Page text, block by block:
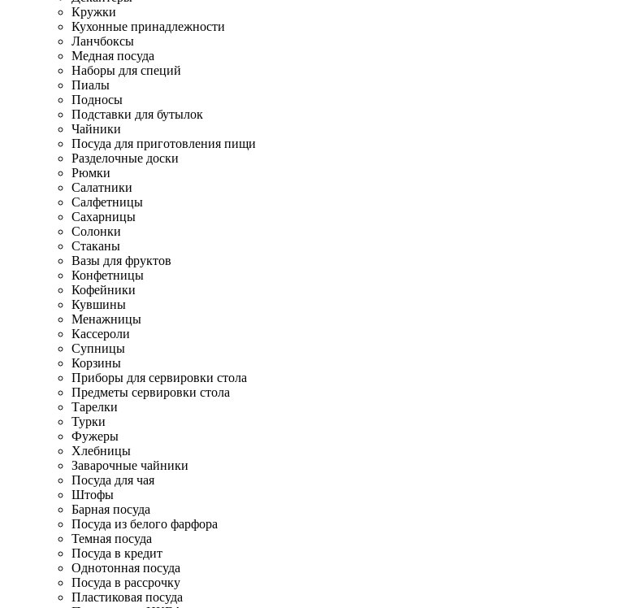
Кружки
Кухонные принадлежности
Ланчбоксы
Медная посуда
Наборы для специй
Пиалы
Подносы
Подставки для бутылок
Чайники
Посуда для приготовления пищи
Разделочные доски
Рюмки
Салатники
Салфетницы
Сахарницы
Солонки
Стаканы
Вазы для фруктов
Конфетницы
Кофейники
Кувшины
Менажницы
Кассероли
Супницы
Корзины
Приборы для сервировки стола
Предметы сервировки стола
Тарелки
Турки
Фужеры
Хлебницы
Заварочные чайники
Посуда для чая
Штофы
Барная посуда
Посуда из белого фарфора
Темная посуда
Посуда в кредит
Однотонная посуда
Посуда в рассрочку
Пластиковая посуда